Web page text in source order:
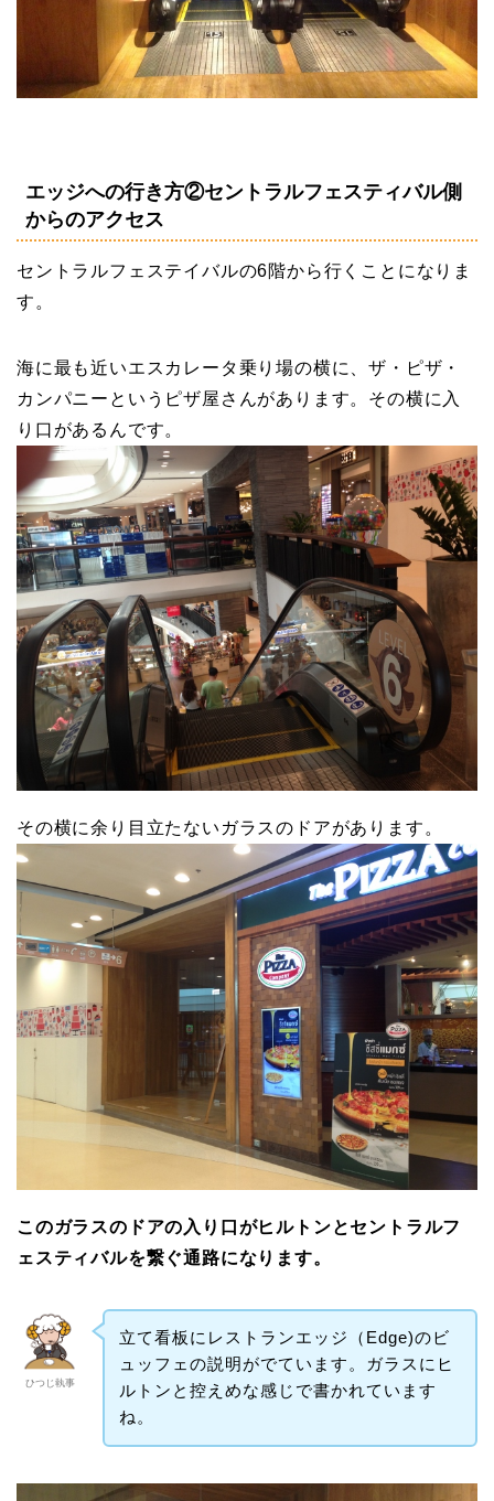
エッジへの行き方②セントラルフェスティバル側
からのアクセス
セントラルフェステイバルの6階から行くことになりま
す。
海に最も近いエスカレータ乗り場の横に、ザ・ピザ・
カンパニーというピザ屋さんがあります。その横に入
り口があるんです。
その横に余り目立たないガラスのドアがあります。
このガラスのドアの入り口がヒルトンとセントラルフ
ェスティバルを繋ぐ通路になります。
ひつじ執事
立て看板にレストランエッジ（Edge)のビ
ュッフェの説明がでています。ガラスにヒ
ルトンと控えめな感じで書かれています
ね。